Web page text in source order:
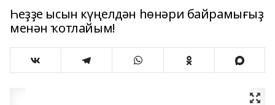
Һеҙҙе ысын күңелдән һөнәри байрамығыҙ
менән ҡотлайым!